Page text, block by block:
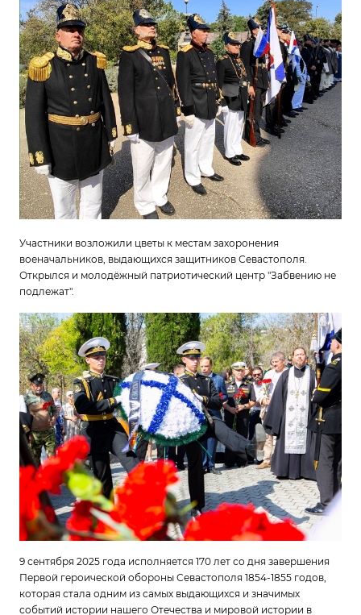
Участники возложили цветы к местам захоронения
военачальников, выдающихся защитников Севастополя.
Открылся и молодёжный патриотический центр "Забвению не
подлежат".
9 сентября 2025 года исполняется 170 лет со дня завершения
Первой героической обороны Севастополя 1854-1855 годов,
которая стала одним из самых выдающихся и значимых
событий истории нашего Отечества и мировой истории в